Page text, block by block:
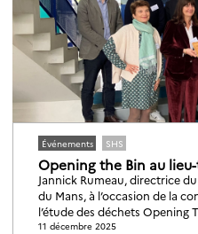
Événements SHS
Opening the Bin au
Jannick Rumeau, directrice
du Mans, à l’occasion de la
l’étude des déchets Opening
11 décembre 2025